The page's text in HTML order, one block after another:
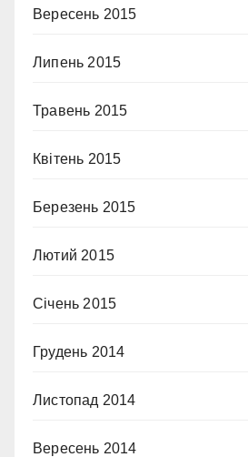
Вересень 2015
Липень 2015
Травень 2015
Квітень 2015
Березень 2015
Лютий 2015
Січень 2015
Грудень 2014
Листопад 2014
Вересень 2014